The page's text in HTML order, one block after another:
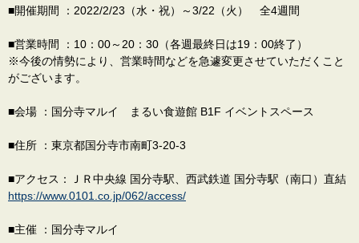
■開催期間 ：2022/2/23（水・祝）～3/22（火） 全4週間
■営業時間 ：10：00～20：30（各週最終日は19：00終了）
※今後の情勢により、営業時間などを急遽変更させていただくこと
がございます。
■会場 ：国分寺マルイ まるい食遊館 B1F イベントスペース
■住所 ：東京都国分寺市南町3-20-3
■アクセス：ＪＲ中央線 国分寺駅、西武鉄道 国分寺駅（南口）直結
https://www.0101.co.jp/062/access/
■主催 ：国分寺マルイ